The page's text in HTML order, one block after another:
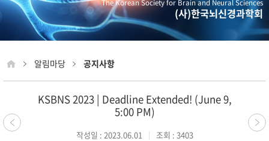
The Korean Society for Brain and Neural Sciences
(사)한국뇌신경과학회
알림마당 공지사항
KSBNS 2023 | Deadline Extended! (June 9,
5:00 PM)
작성일 : 2023.06.01 조회 : 3403